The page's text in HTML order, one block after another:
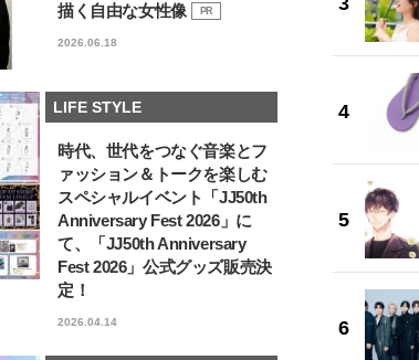
描く自由な女性像
PR
2026.06.18
LIFE STYLE
時代、世代をつなぐ音楽とフ
ァッション＆トークを楽しむ
スペシャルイベント「JJ50th
Anniversary Fest 2026」に
て、「JJ50th Anniversary
Fest 2026」公式グッズ販売決
定！
2026.04.14
矢「感情をズバーッと言葉にでき
2026.08.07
人ボーイズグループが始動！ デビ
ュー目前のフレッシュな面々を独
ります♪
曾祖父のバレエスクールからアメ
リカへ……オールラウンダーを目
指すダンサーは踊ることが好きす
ぎる【王子様の推しドコロ】
vol.29 三宅啄未さん
2026.03.30
LIFE STYLE